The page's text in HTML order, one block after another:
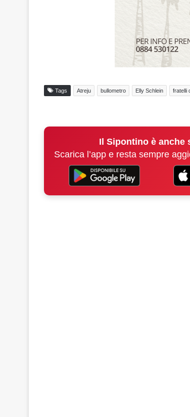
Tags Atreju bullometro Elly Schlein fratelli
Il Sipontino è anche
Scarica l’app e resta sempre